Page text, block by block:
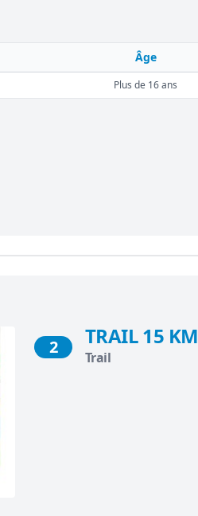
Âge
Plus de 16 ans
2 TRAIL 15 KM
Trail